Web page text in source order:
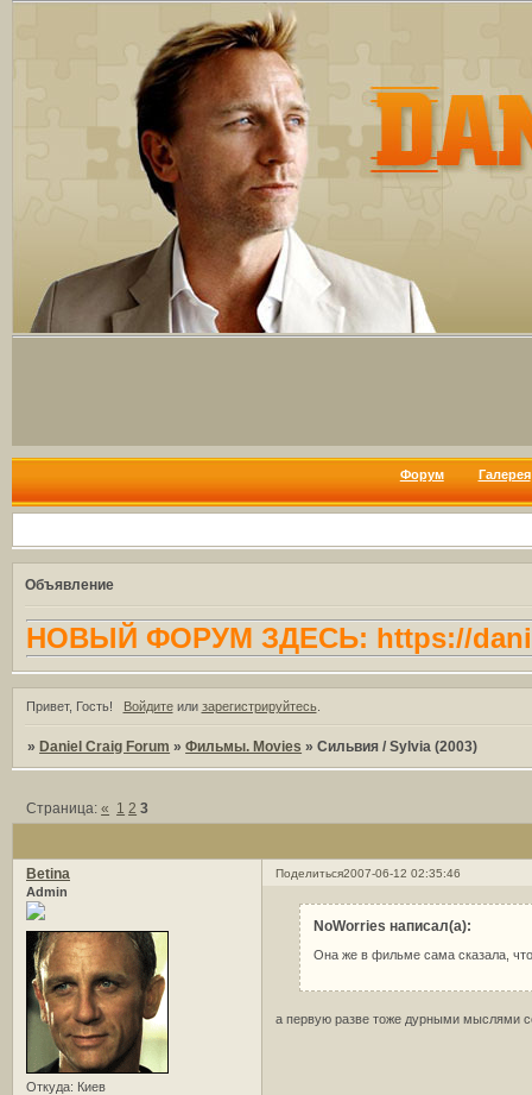
Форум Галерея
Объявление
НОВЫЙ ФОРУМ ЗДЕСЬ: https://
Привет, Гость! Войдитеили зарегистрируйтесь.
»Daniel Craig Forum »Фильмы. Movies »Сильвия / Sylvia (2003)
Страница:« 1 2 3
Поделиться2007-06-12 02:35:46
Betina
Admin
Откуда: Киев
NoWorries написал(а):
Она же в фильме сама сказала,
а первую разве тоже дурными мыслями